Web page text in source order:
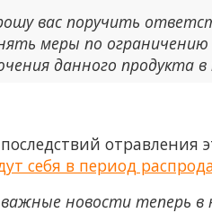
вас поручить
меры по
данного продукта
отравления
себя в период
новости теперь в